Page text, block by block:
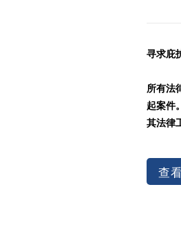
寻求庇
所有法
起案件
其法律
查